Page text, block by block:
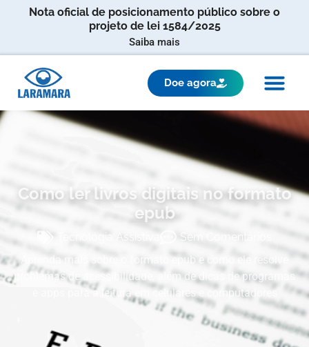
Nota oficial de posicionamento público sobre o
projeto de lei 1584/2025
Saiba mais
Doe agora
Como ler livros digitais no formato
epub
Tecnologia Assistiva
Sem Comentários
Aprenda mais sobre o formato epub e como ele resolve
problemas de acessibilidade, além de dicas de programas
e apps para a leitura em celulares e computadores